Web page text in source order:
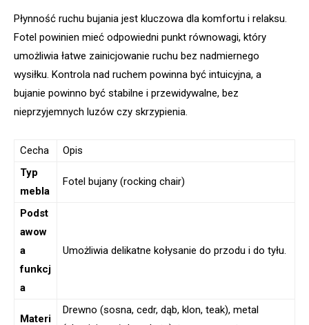
Płynność ruchu bujania jest kluczowa dla komfortu i relaksu.
Fotel powinien mieć odpowiedni punkt równowagi, który
umożliwia łatwe zainicjowanie ruchu bez nadmiernego
wysiłku. Kontrola nad ruchem powinna być intuicyjna, a
bujanie powinno być stabilne i przewidywalne, bez
nieprzyjemnych luzów czy skrzypienia.
Cecha
Opis
Typ
mebla
Fotel bujany (rocking chair)
Podst
awow
a
funkcj
a
Umożliwia delikatne kołysanie do przodu i do tyłu.
Materi
Drewno (sosna, cedr, dąb, klon, teak), metal